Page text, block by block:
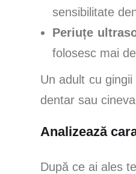
sensibilitate
Periuțe
folosesc mai
Un adult cu
dentar sau
Analizează
După ce ai ales